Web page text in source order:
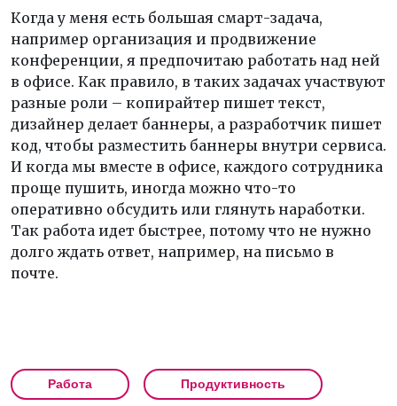
Когда у меня есть большая смарт-задача,
например организация и продвижение
конференции, я предпочитаю работать над ней
в офисе. Как правило, в таких задачах участвуют
разные роли – копирайтер пишет текст,
дизайнер делает баннеры, а разработчик пишет
код, чтобы разместить баннеры внутри сервиса.
И когда мы вместе в офисе, каждого сотрудника
проще пушить, иногда можно что-то
оперативно обсудить или глянуть наработки.
Так работа идет быстрее, потому что не нужно
долго ждать ответ, например, на письмо в
почте.
Работа Продуктивность